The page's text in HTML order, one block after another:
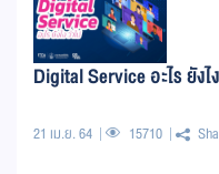
Digital Service อะไร ยังไ
21 เม.ย. 64 15710